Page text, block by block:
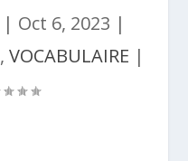
| Oct 6, 2023 |
, VOCABULAIRE |